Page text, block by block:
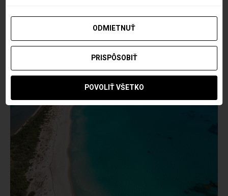
ODMIETNUŤ
PRISPÔSOBIŤ
POVOLIŤ VŠETKO